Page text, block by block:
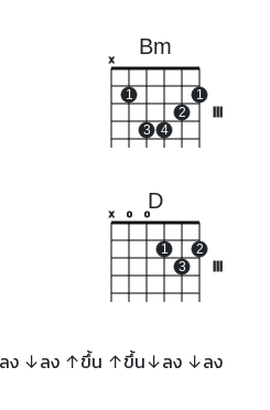
Bm
x
1
3 4
2
1
D
x o o
1
3
2
ง ↓ลง ↑ขึ้น ↑ขึ้น↓ลง ↓ลง